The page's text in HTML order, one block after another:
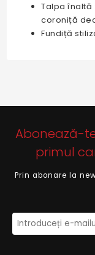
Talpa înaltă
coroniță
Fundiță
Abonează-
primul
Prin abonare la